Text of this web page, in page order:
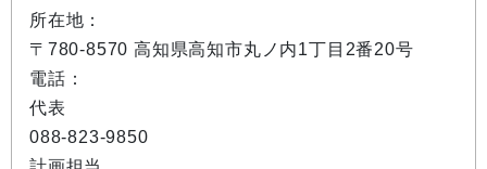
所在地：
〒780-8570 高知県高知市丸ノ内1丁目2番20号
電話：
代表
088-823-9850